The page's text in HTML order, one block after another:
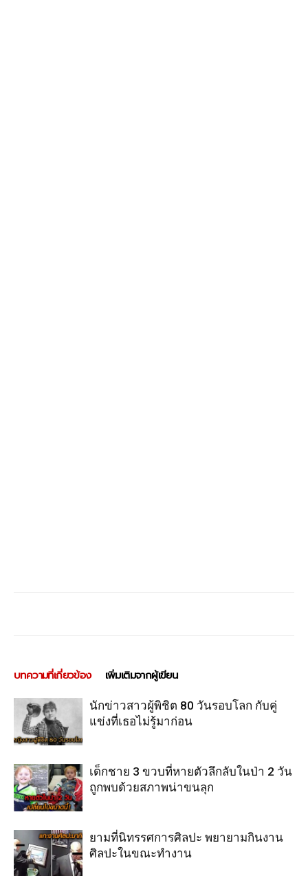
บทความที่เกี่ยวข้อง เพิ่มเติมจากผู้เขียน
นักข่าวสาวผู้พิชิต 80 วันรอบโลก กับคู่
แข่งที่เธอไม่รู้มาก่อน
เด็กชาย 3 ขวบที่หายตัวลึกลับในป่า 2 วัน
ถูกพบด้วยสภาพน่าขนลุก
ยามที่นิทรรศการศิลปะ พยายามกินงาน
ศิลปะในขณะทำงาน